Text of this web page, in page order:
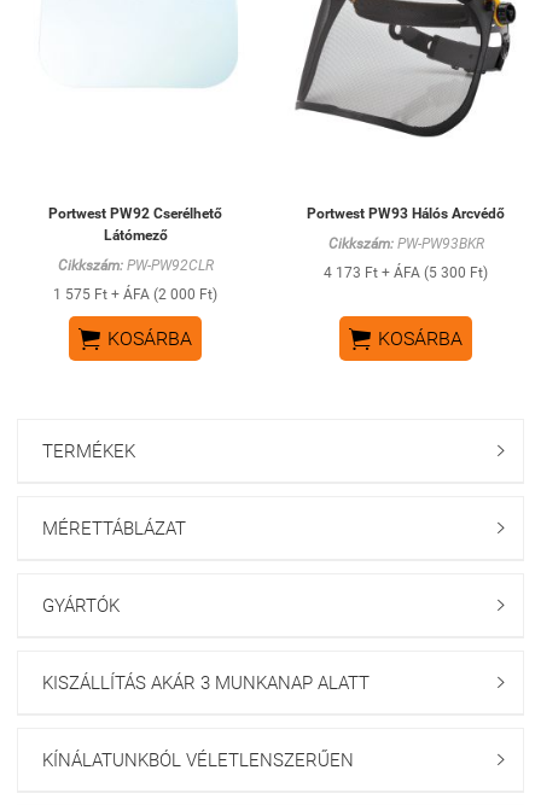
Portwest PW92 Cserélhető
Látómező
Cikkszám:PW-PW92CLR
1 575 Ft + ÁFA (2 000 Ft)
 KOSÁRBA
Portwest PW93 Hálós Arcvédő
Cikkszám:PW-PW93BKR
4 173 Ft + ÁFA (5 300 Ft)
 KOSÁRBA
TERMÉKEK 
MÉRETTÁBLÁZAT 
GYÁRTÓK 
KISZÁLLÍTÁS AKÁR 3 MUNKANAP ALATT 
KÍNÁLATUNKBÓL VÉLETLENSZERŰEN 